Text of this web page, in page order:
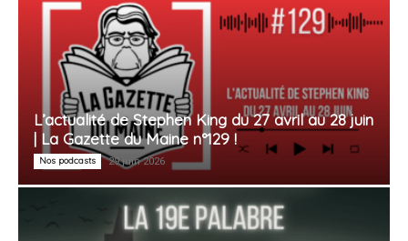
L’actualité de Stephen King du 27 avril au 28 juin
| La Gazette du Maine n°129 !
Nos podcasts 29 juin 2026